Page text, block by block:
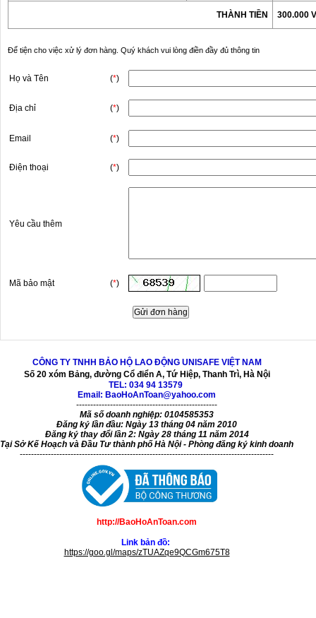
THÀNH TIỀN 300.000
Để tiện cho việc xử lý đơn hàng. Quý khách vui lòng điền đầy đủ thông tin
Họ và Tên (*)
Địa chỉ (*)
Email (*)
Điện thoại (*)
Yêu cầu thêm
Mã bảo mật (*)
CÔNG TY TNHH BẢO HỘ LAO ĐỘNG UNISAFE VIỆT NAM
Số 20 xóm Bảng, đường Cổ điển A, Tứ Hiệp, Thanh Trì, Hà Nội
TEL: 034 94 13579
Email: BaoHoAnToan@yahoo.com
--------------------------------------------------
Mã số doanh nghiệp: 0104585353
Đăng ký lần đầu: Ngày 13 tháng 04 năm 2010
Đăng ký thay đổi lần 2: Ngày 28 tháng 11 năm 2014
Tại Sở Kế Hoạch và Đầu Tư thành phố Hà Nội - Phòng đăng ký kinh doanh
------------------------------------------------------------------------------------------
http://BaoHoAnToan.com
Link bản đồ:
https://goo.gl/maps/zTUAZqe9QCGm675T8